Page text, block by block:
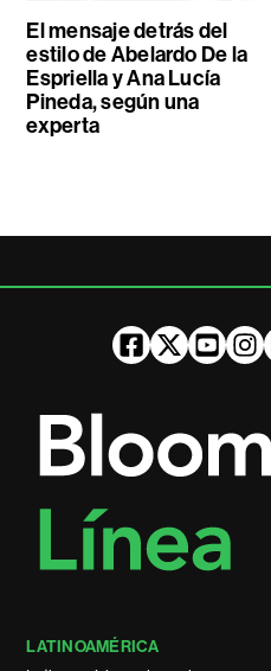
El mensaje detrás del
estilo de Abelardo De la
Espriella y Ana Lucía
Pineda, según una
experta
LATINOAMÉRICA